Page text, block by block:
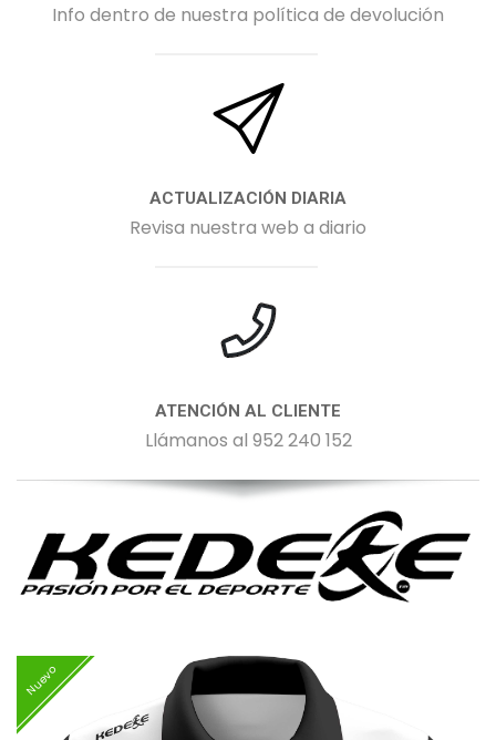
Info dentro de nuestra política de devolución
ACTUALIZACIÓN DIARIA
Revisa nuestra web a diario
ATENCIÓN AL CLIENTE
Llámanos al 952 240 152
Nuevo